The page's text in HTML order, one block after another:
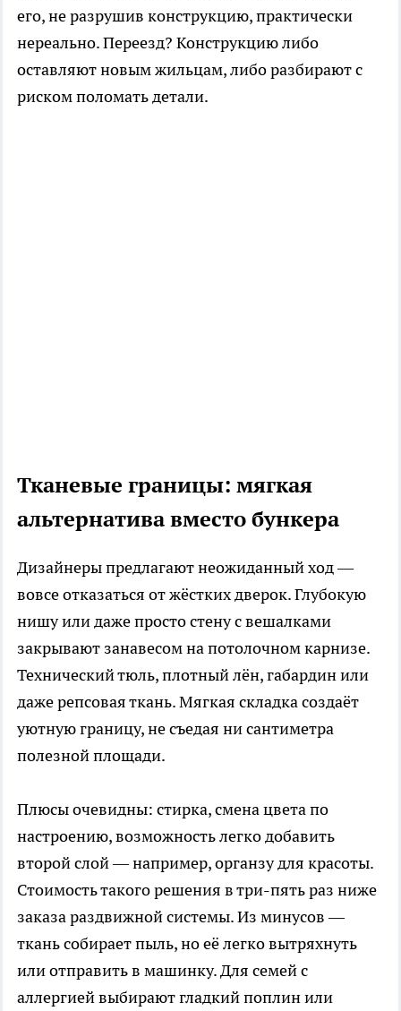
его, не разрушив конструкцию, практически
нереально. Переезд? Конструкцию либо
оставляют новым жильцам, либо разбирают с
риском поломать детали.
Тканевые границы: мягкая
альтернатива вместо бункера
Дизайнеры предлагают неожиданный ход —
вовсе отказаться от жёстких дверок. Глубокую
нишу или даже просто стену с вешалками
закрывают занавесом на потолочном карнизе.
Технический тюль, плотный лён, габардин или
даже репсовая ткань. Мягкая складка создаёт
уютную границу, не съедая ни сантиметра
полезной площади.
Плюсы очевидны: стирка, смена цвета по
настроению, возможность легко добавить
второй слой — например, органзу для красоты.
Стоимость такого решения в три-пять раз ниже
заказа раздвижной системы. Из минусов —
ткань собирает пыль, но её легко вытряхнуть
или отправить в машинку. Для семей с
аллергией выбирают гладкий поплин или